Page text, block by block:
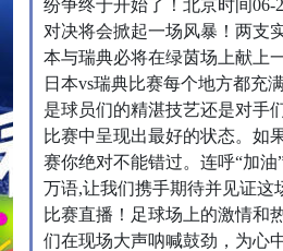
纷争终于开始了！北京时间06-
对决将会掀起一场风暴！两支
本与瑞典必将在绿茵场上献上
日本vs瑞典比赛每个地方都充
是球员们的精湛技艺还是对手
比赛中呈现出最好的状态。如
赛你绝对不能错过。连呼“加
万语,让我们携手期待并见证这
比赛直播！足球场上的激情和
们在现场大声呐喊鼓劲，为心